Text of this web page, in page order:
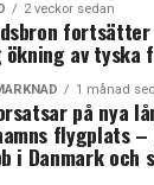
där det
resurser
bör i första
Göteborg-
2 veckor sedan
av tyska
1 månad
på nya
flygplats
i Danmark och